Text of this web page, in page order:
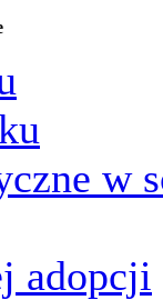
w
adopcji